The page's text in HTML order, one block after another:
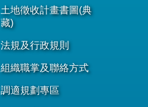
土地徵收計畫書圖(典
藏)
法規及行政規則
組織職掌及聯絡方式
調適規劃專區